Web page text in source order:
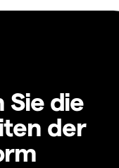
Sie die
der